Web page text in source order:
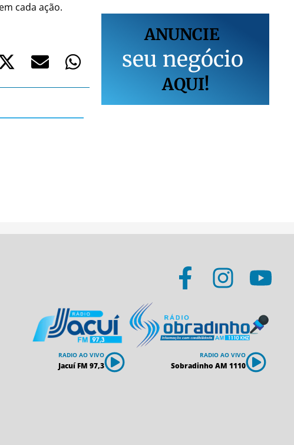
cada ação.
ANUNCIE
seu negócio
AQUI!
RADIO AO VIVO
Jacuí FM 97,3
RADIO AO VIVO
Sobradinho AM 1110